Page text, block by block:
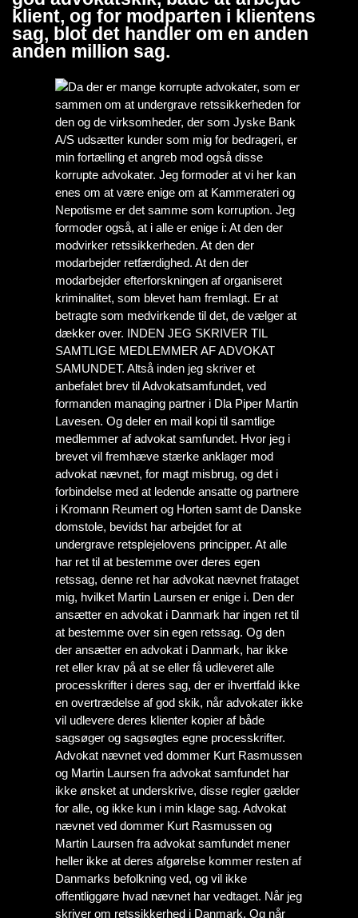
klient, og for modparten i klientens
sag, blot det handler om en anden
anden million sag.